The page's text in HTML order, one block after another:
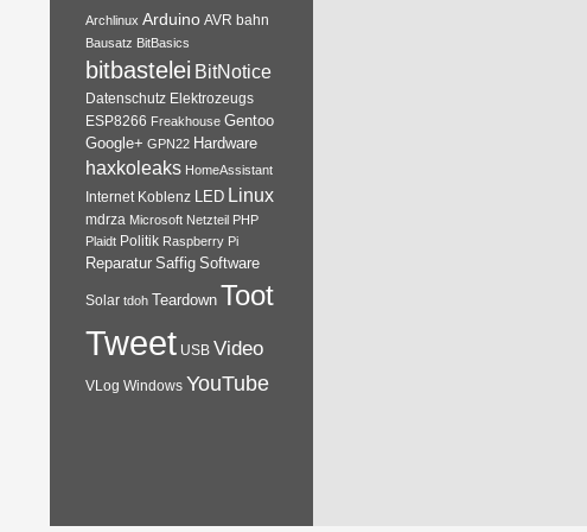
Archlinux Arduino AVR bahn
Bausatz BitBasics
bitbastelei BitNotice
Datenschutz Elektrozeugs
ESP8266 Freakhouse Gentoo
Google+ GPN22 Hardware
haxkoleaks HomeAssistant
Internet Koblenz LED Linux
mdrza Microsoft Netzteil PHP
Plaidt Politik Raspberry Pi
Reparatur Saffig Software
Solar tdoh Teardown Toot
Tweet USB Video
VLog Windows YouTube